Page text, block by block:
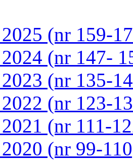
(nr 159-
(nr 147-
(nr 135-
(nr 123-
(nr 111-
(nr 99-